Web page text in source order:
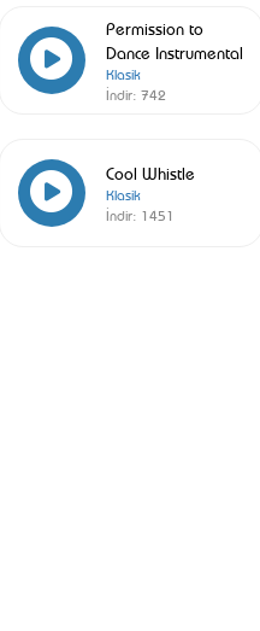
Permission to
Dance Instrumental
Klasik
İndir: 742
Cool Whistle
Klasik
İndir: 1451